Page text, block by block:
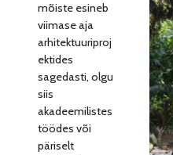
mõiste esineb
viimase aja
arhitektuuriproj
ektides
sagedasti, olgu
siis
akadeemilistes
töödes või
päriselt